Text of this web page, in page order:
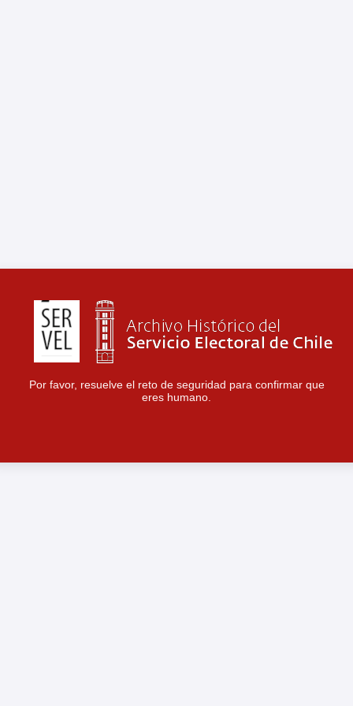
Por favor, resuelve el reto de seguridad para confirmar que
eres humano.